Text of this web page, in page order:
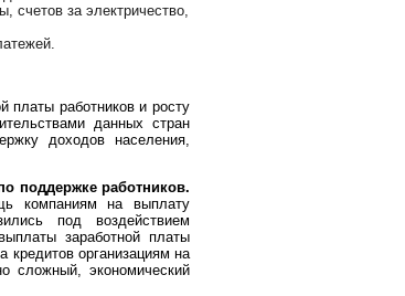
счетов за электричество,
платы работников и росту
данных стран
доходов населения,
поддержке работников.
компаниям на выплату
под воздействием
заработной платы
кредитов организациям на
сложный, экономический